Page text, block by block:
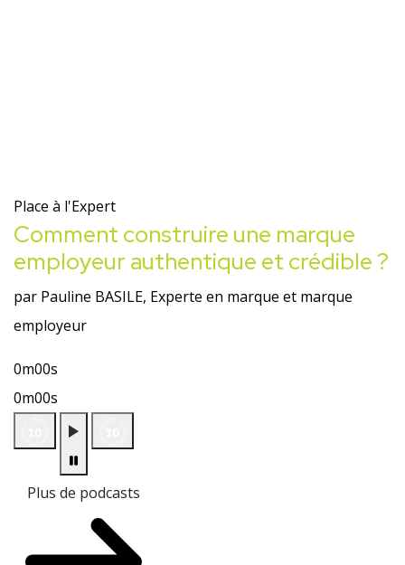
Place à l'Expert
Comment construire une marque
employeur authentique et crédible ?
par Pauline BASILE, Experte en marque et marque
employeur
0m00s
0m00s
Plus de podcasts